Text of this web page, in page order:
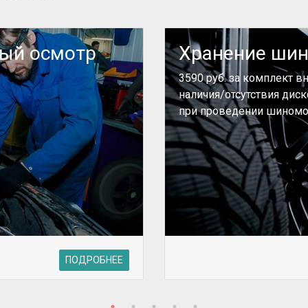
осмотр
ПОДРОБНЕЕ
Хранение шин
3590 руб. за комплект
наличия/отсутствия
при проведении